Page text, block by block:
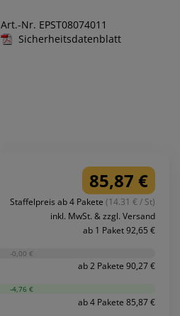
Art.-Nr. EPST08074011
Sicherheitsdatenblatt
85,87 €
Staffelpreis ab 4 Pakete (14.31 € / St)
inkl. MwSt. & zzgl. Versand
ab 1 Paket 92,65 €
-0,00 €
ab 2 Pakete 90,27 €
-4,76 €
ab 4 Pakete 85,87 €